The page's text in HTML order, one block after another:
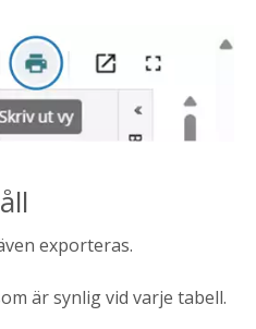
exporteras.
är synlig vid varje tabell.